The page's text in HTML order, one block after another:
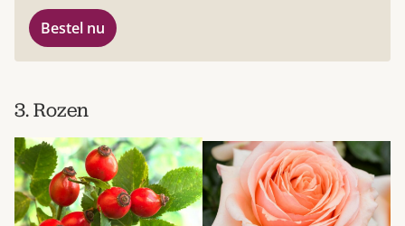
Bestel nu
3. Rozen